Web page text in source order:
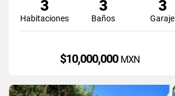
3
Habitaciones
3
Baños
3
Garaje
$10,000,000 MXN